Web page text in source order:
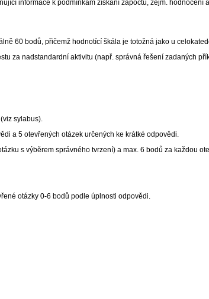
informace k podmínkám získání zápočtu, zejm. hodnocení
60 bodů, přičemž hodnotící škála je totožná jako u
nadstandardní aktivitu (např. správná řešení zadaných
sylabus).
a 5 otevřených otázek určených ke krátké odpovědi.
s výběrem správného tvrzení) a max. 6 bodů za každou
otázky 0-6 bodů podle úplnosti odpovědi.